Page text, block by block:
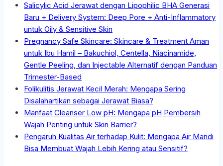
Salicylic Acid Jerawat dengan Lipophilic BHA Generasi
Baru + Delivery System: Deep Pore + Anti-Inflammatory
untuk Oily & Sensitive Skin
Pregnancy Safe Skincare: Skincare & Treatment Aman
untuk Ibu Hamil – Bakuchiol, Centella, Niacinamide,
Gentle Peeling, dan Injectable Alternatif dengan Panduan
Trimester-Based
Folikulitis Jerawat Kecil Merah: Mengapa Sering
Disalahartikan sebagai Jerawat Biasa?
Manfaat Cleanser Low pH: Mengapa pH Pembersih
Wajah Penting untuk Skin Barrier?
Pengaruh Kualitas Air terhadap Kulit: Mengapa Air Mandi
Bisa Membuat Wajah Lebih Kering atau Sensitif?